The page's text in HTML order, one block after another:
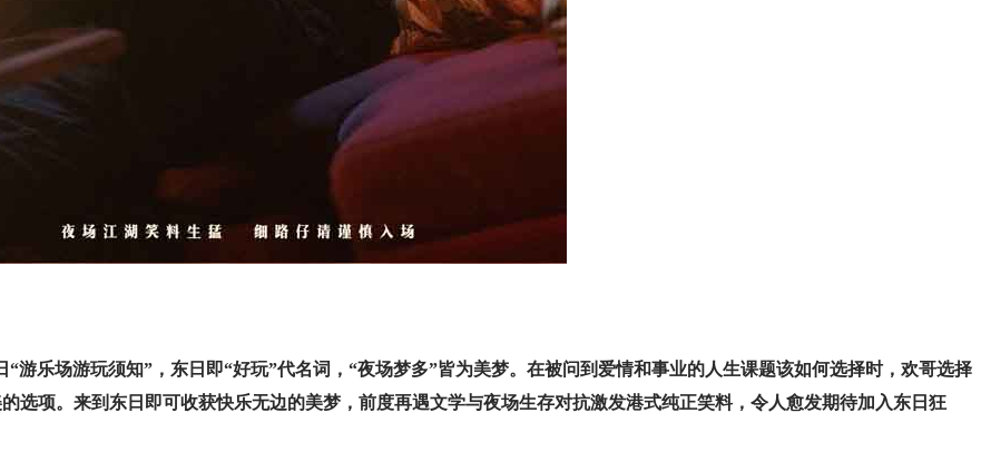
游乐场游玩须知”，东日即“好玩”代名词，“夜场梦多”皆为美梦。在被问到爱情和事业的人生课题该如何选择时，欢哥选择
选项。来到东日即可收获快乐无边的美梦，前度再遇文学与夜场生存对抗激发港式纯正笑料，令人愈发期待加入东日狂